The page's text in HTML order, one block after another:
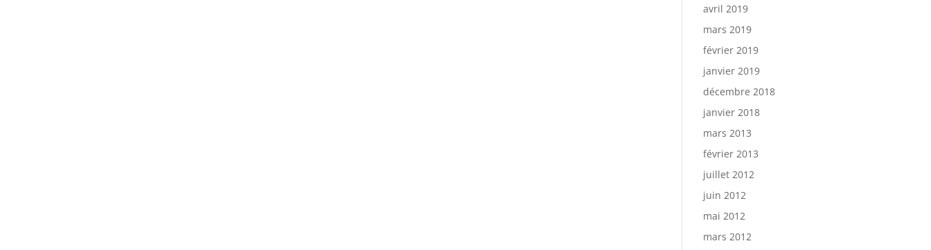
avril 2019
mars 2019
février 2019
janvier 2019
décembre 2018
janvier 2018
mars 2013
février 2013
juillet 2012
juin 2012
mai 2012
mars 2012